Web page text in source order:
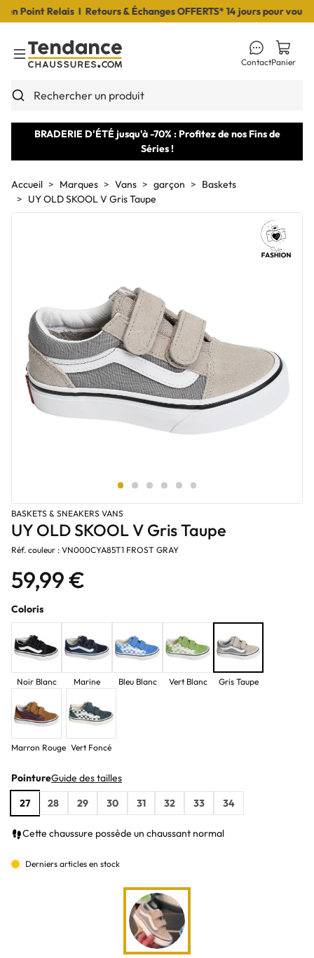
Point Relais I Retours & Échanges OFFERTS* 14 jours pour vous
Toggle Menu
Rechercher un produit
ContactPanier
BRADERIE D'ÉTÉ jusqu'à -70% : Profitez de nos Fins de
Séries !
Accueil Marques Vans garçon
Baskets
UY OLD SKOOL V Gris Taupe
BASKETS & SNEAKERS VANS
UY OLD SKOOL V Gris Taupe
Réf. couleur : VN000CYA85T1 FROST GRAY
59,99 €
Coloris
Noir Blanc Marine Bleu Blanc Vert Blanc Gris Taupe
Marron Rouge Vert Foncé
PointureGuide des tailles
27
28 29 30 31 32 33 34
Cette chaussure possède un chaussant normal
Derniers articles en stock